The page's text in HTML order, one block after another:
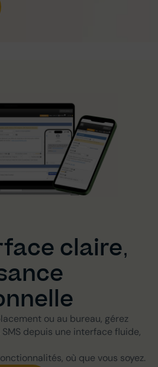
claire,
ou au bureau, gérez
depuis une interface fluide,
où que vous soyez.